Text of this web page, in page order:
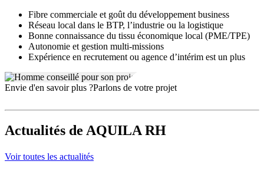
Fibre commerciale et goût du développement business
Réseau local dans le BTP, l’industrie ou la logistique
Bonne connaissance du tissu économique local (PME/TPE)
Autonomie et gestion multi-missions
Expérience en recrutement ou agence d’intérim est un plus
Envie d'en savoir plus ?Parlons de votre projet
Actualités de AQUILA RH
Voir toutes les actualités